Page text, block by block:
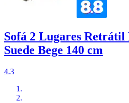
Sofá 2 Lugares Retrátil
Suede Bege 140 cm
4.3